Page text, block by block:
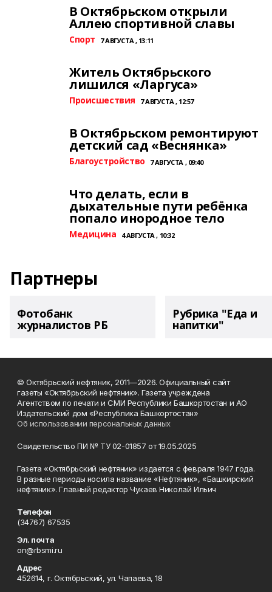
В Октябрьском открыли
Аллею спортивной славы
Спорт 7 АВГУСТА , 13:11
Житель Октябрьского
лишился «Ларгуса»
Происшествия 7 АВГУСТА , 12:57
В Октябрьском ремонтируют
детский сад «Веснянка»
Благоустройство 7 АВГУСТА , 09:40
Что делать, если в
дыхательные пути ребёнка
попало инородное тело
Медицина 4 АВГУСТА , 10:32
Партнеры
Фотобанк
журналистов РБ
Рубрика "Еда и
напитки"
© Октябрьский нефтяник, 2011—2026. Официальный сайт
газеты «Октябрьский нефтяник». Газета учреждена
Агентством по печати и СМИ Республики Башкортостан и АО
Издательский дом «Республика Башкортостан»
Об использовании персональных данных
Свидетельство ПИ № ТУ 02-01857 от 19.05.2025
Газета «Октябрьский нефтяник» издается с февраля 1947 года.
В разные периоды носила название «Нефтяник», «Башкирский
нефтяник». Главный редактор Чукаев Николай Ильич
Телефон
(34767) 67535
Эл. почта
on@rbsmi.ru
Адрес
452614, г. Октябрьский, ул. Чапаева, 18